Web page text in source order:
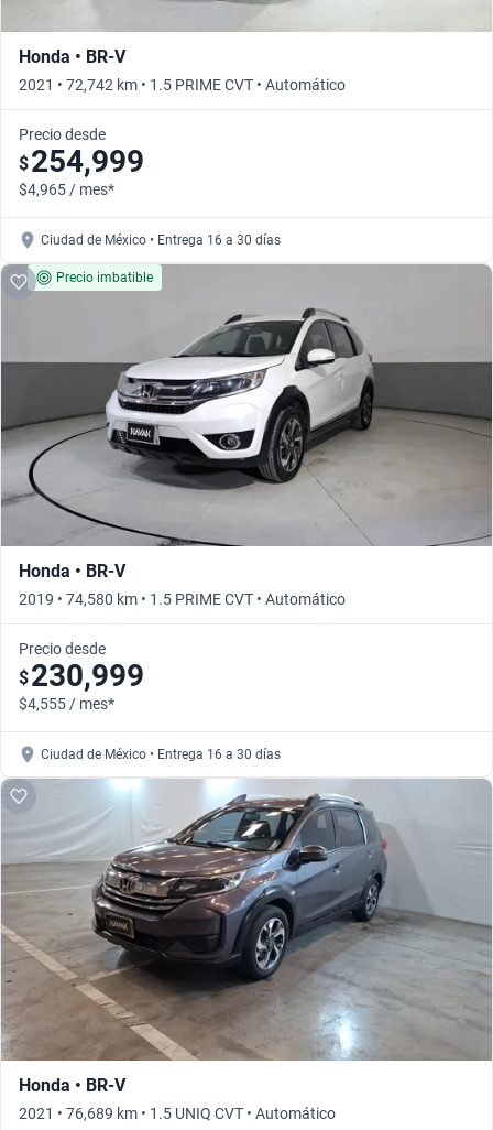
Honda • BR-V
2021 • 72,742 km • 1.5 PRIME CVT • Automático
Precio desde
$254,999
$4,965 / mes*
Ciudad de México • Entrega 16 a 30 días
Precio imbatible
Honda • BR-V
2019 • 74,580 km • 1.5 PRIME CVT • Automático
Precio desde
$230,999
$4,555 / mes*
Ciudad de México • Entrega 16 a 30 días
Honda • BR-V
2021 • 76,689 km • 1.5 UNIQ CVT • Automático